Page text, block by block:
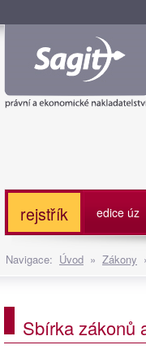
rejstřík edice úz
Navigace: Úvod » Zákony
Sbírka zákonů